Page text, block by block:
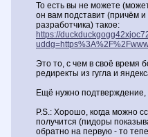
То есть вы не можете
он вам подставит (причём
разработчика) такое:
https://
Это то, с чем в своё время
редиректы из гугла и
Ещё нужно подтверждение,
P.S.: Хорошо, когда можно
получится (пидоры
обратно на первую - то